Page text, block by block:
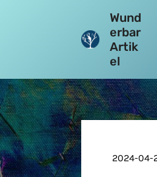
Wund
erbar
Artik
el
2024-04-